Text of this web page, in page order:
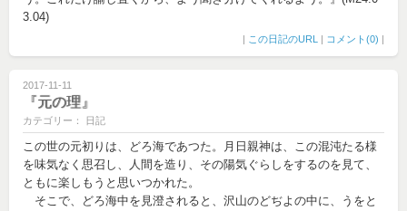
3.04)
| この日記のURL | コメント(0) |
2017-11-11
『元の理』
カテゴリー： 日記
この世の元初りは、どろ海であつた。月日親神は、この混沌たる様
を味気なく思召し、人間を造り、その陽気ぐらしをするのを見て、
ともに楽しもうと思いつかれた。
そこで、どろ海中を見澄されると、沢山のどぢよの中に、うをと